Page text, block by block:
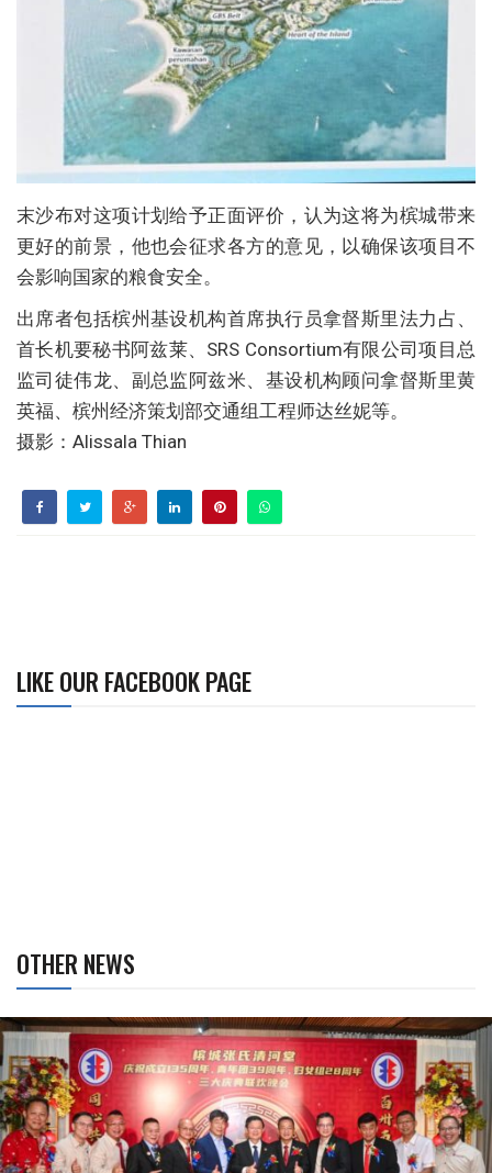
末沙布对这项计划给予正面评价，认为这将为槟城带来
更好的前景，他也会征求各方的意见，以确保该项目不
会影响国家的粮食安全。
出席者包括槟州基设机构首席执行员拿督斯里法力占、
首长机要秘书阿兹莱、SRS Consortium有限公司项目总
监司徒伟龙、副总监阿兹米、基设机构顾问拿督斯里黄
英福、槟州经济策划部交通组工程师达丝妮等。
摄影：Alissala Thian
LIKE OUR FACEBOOK PAGE
OTHER NEWS